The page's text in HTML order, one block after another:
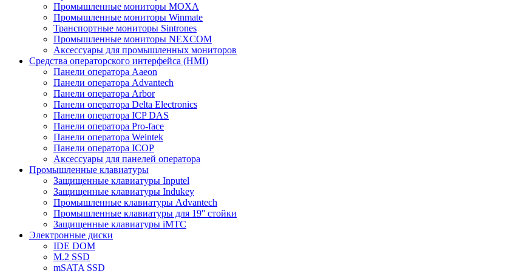
Промышленные мониторы MOXA
Промышленные мониторы Winmate
Транспортные мониторы Sintrones
Промышленные мониторы NEXCOM
Аксессуары для промышленных мониторов
Средства операторского интерфейса (HMI)
Панели оператора Aaeon
Панели оператора Advantech
Панели оператора Arbor
Панели оператора Delta Electronics
Панели оператора ICP DAS
Панели оператора Pro-face
Панели оператора Weintek
Панели оператора ICOP
Аксессуары для панелей оператора
Промышленные клавиатуры
Защищенные клавиатуры Inputel
Защищенные клавиатуры Indukey
Промышленные клавиатуры Advantech
Промышленные клавиатуры для 19'' стойки
Защищенные клавиатуры iMTC
Электронные диски
IDE DOM
M.2 SSD
mSATA SSD